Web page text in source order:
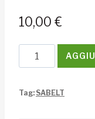
10,00 €
Mostrina
passa
Sabelt
Tag: SABELT